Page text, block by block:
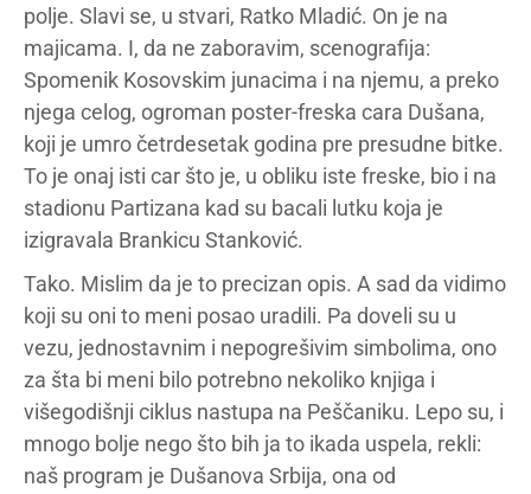
polje. Slavi se, u stvari, Ratko Mladić. On je na
majicama. I, da ne zaboravim, scenografija:
Spomenik Kosovskim junacima i na njemu, a preko
njega celog, ogroman poster-freska cara Dušana,
koji je umro četrdesetak godina pre presudne bitke.
To je onaj isti car što je, u obliku iste freske, bio i na
stadionu Partizana kad su bacali lutku koja je
izigravala Brankicu Stanković.
Tako. Mislim da je to precizan opis. A sad da vidimo
koji su oni to meni posao uradili. Pa doveli su u
vezu, jednostavnim i nepogrešivim simbolima, ono
za šta bi meni bilo potrebno nekoliko knjiga i
višegodišnji ciklus nastupa na Peščaniku. Lepo su, i
mnogo bolje nego što bih ja to ikada uspela, rekli:
naš program je Dušanova Srbija, ona od